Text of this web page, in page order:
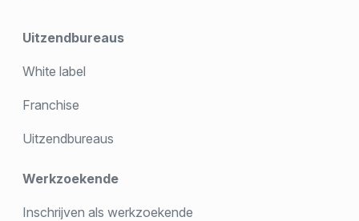
Uitzendbureaus
White label
Franchise
Uitzendbureaus
Werkzoekende
Inschrijven als werkzoekende